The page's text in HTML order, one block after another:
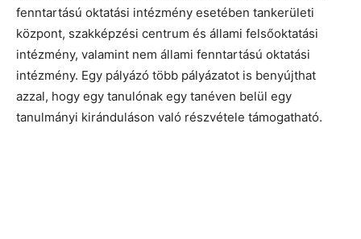
fenntartású oktatási intézmény esetében tankerületi
központ, szakképzési centrum és állami felsőoktatási
intézmény, valamint nem állami fenntartású oktatási
intézmény. Egy pályázó több pályázatot is benyújthat
azzal, hogy egy tanulónak egy tanéven belül egy
tanulmányi kiránduláson való részvétele támogatható.